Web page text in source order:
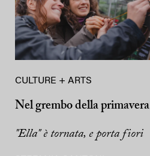
CULTURE + ARTS
Nel grembo della primavera
"Ella" è tornata, e porta fiori